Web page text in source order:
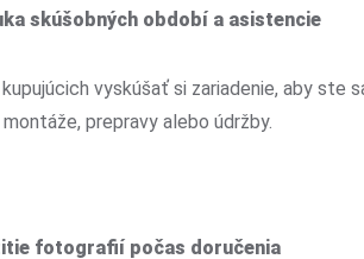
skúšobných období a asistencie
vyskúšať si zariadenie, aby ste
prepravy alebo údržby.
fotografií počas doručenia